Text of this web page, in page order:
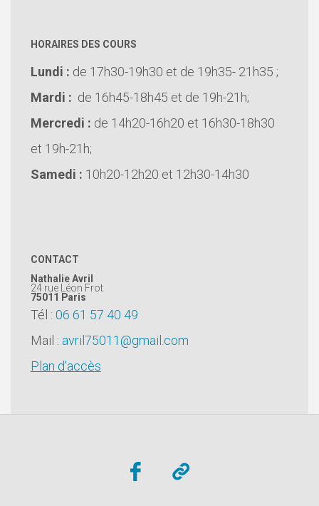
HORAIRES DES COURS
Lundi : de 17h30-19h30 et de 19h35- 21h35 ;
Mardi : de 16h45-18h45 et de 19h-21h;
Mercredi : de 14h20-16h20 et 16h30-18h30
et 19h-21h;
Samedi : 10h20-12h20 et 12h30-14h30
CONTACT
Nathalie Avril
24 rue Léon Frot
75011 Paris
Tél : 06 61 57 40 49
Mail : avril75011@gmail.com
Plan d'accès